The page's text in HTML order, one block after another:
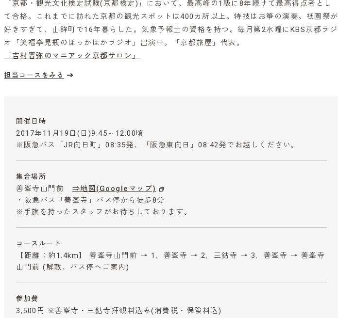
「京都・観光文化検定試験(京都検定)」において、最高峰の1級に8年続けて最高得点者とし
て合格。これまでに訪れた京都の観光スポットは400カ所以上。特技はお箏の演奏。祇園祭が
好きすぎて、山鉾町で16年暮らした。気象予報士の資格を持つ。毎月第2水曜にKBS京都ラジ
オ「笑福亭晃瓶のほっかほかラジオ」出演中。「京都旅屋」代表。
「吉村晋弥のマニアック京都サロン」
担当コースをみる
開催日時
2017年11月19日(日)9:45～12:00頃
※阪急バス「JR向日町」08:35発、「阪急東向日」08:42発でお越しください。
集合場所
善峯寺山門前 ⇒地図(Googleマップ)
・阪急バス「善峯寺」バス停から徒歩8分
※手旗を持ったスタッフがお待ちしております。
コースルート
【距離：約1.4km】 善峯寺山門前 → 1．善峯寺 → 2．三鈷寺 → 3．善峯寺 → 善峯寺
山門前 (解散、バス停へご案内)
参加費
3,500円 ※善峯寺・三鈷寺拝観料込み(消費税・保険料込)